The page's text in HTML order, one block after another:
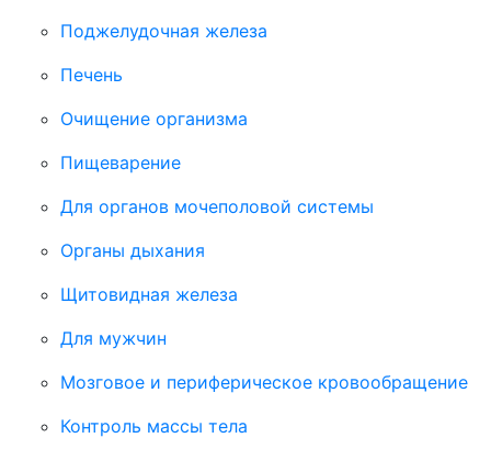
Поджелудочная железа
Печень
Очищение организма
Пищеварение
Для органов мочеполовой системы
Органы дыхания
Щитовидная железа
Для мужчин
Мозговое и периферическое кровообращение
Контроль массы тела